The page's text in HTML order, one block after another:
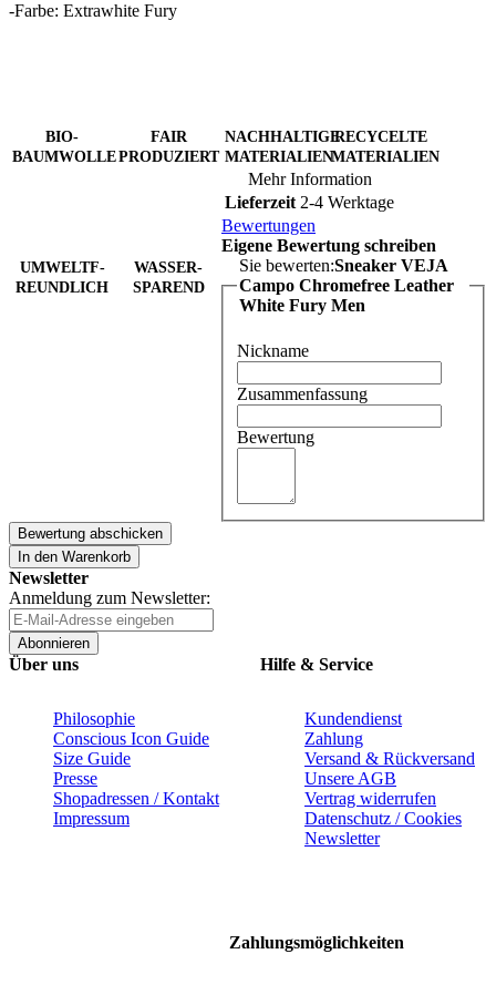
-Farbe: Extrawhite Fury
BIO-
BAUMWOLLE
FAIR
PRODUZIERT
NACHHALTIGE
MATERIALIEN
RECYCELTE
MATERIALIEN
UMWELTF-
REUNDLICH
WASSER-
SPAREND
Mehr Information
Lieferzeit 2-4 Werktage
Bewertungen
Eigene Bewertung schreiben
Sie bewerten:Sneaker VEJA
Campo Chromefree Leather
White Fury Men
Nickname
Zusammenfassung
Bewertung
Bewertung abschicken
In den Warenkorb
Newsletter
Anmeldung zum Newsletter:
Abonnieren
Über uns
Philosophie
Conscious Icon Guide
Size Guide
Presse
Shopadressen / Kontakt
Impressum
Hilfe & Service
Kundendienst
Zahlung
Versand & Rückversand
Unsere AGB
Vertrag widerrufen
Datenschutz / Cookies
Newsletter
Zahlungsmöglichkeiten